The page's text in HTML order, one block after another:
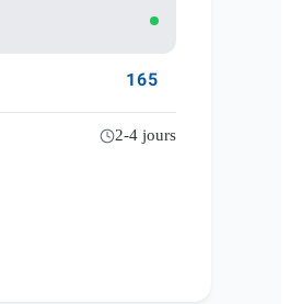
165
2-4 jours